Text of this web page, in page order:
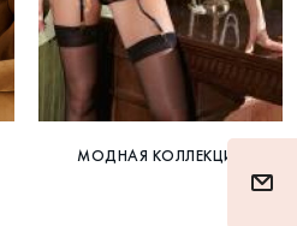
МОДНАЯ КОЛЛЕКЦИЯ